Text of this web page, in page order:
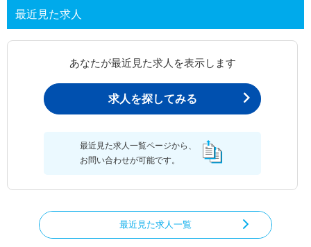
最近見た求人
あなたが最近見た求人を表示します
求人を探してみる
最近見た求人一覧ページから、
お問い合わせが可能です。
最近見た求人一覧